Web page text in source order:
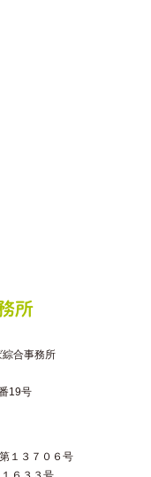
合事務所
19号
１３７０６号